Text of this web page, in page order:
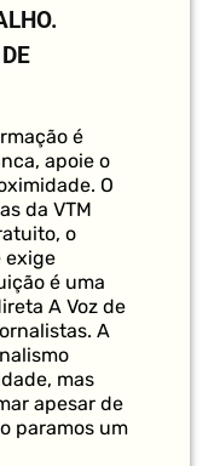
é
apoie o
O
da VTM
o
exige
é uma
A Voz de
A
mas
apesar de
paramos um